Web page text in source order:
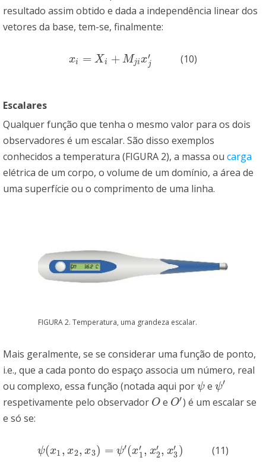
resultado assim obtido e dada a independência linear dos
vetores da base, tem-se, finalmente:
xi = Xi + Mjix′
j
xi= Xi+Mji xj′ (10)
Escalares
Qualquer função que tenha o mesmo valor para os dois
observadores é um escalar. São disso exemplos
conhecidos a temperatura (FIGURA 2), a massa ou carga
elétrica de um corpo, o volume de um domínio, a área de
uma superfície ou o comprimento de uma linha.
FIGURA 2. Temperatura, uma grandeza escalar.
Mais geralmente, se se considerar uma função de ponto,
i.e., que a cada ponto do espaço associa um número, real
ou complexo, essa função (notada aqui por ψ
ψe ψ′
ψ′
respetivamente pelo observador O
O e O′
O′ ) é um escalar se
e só se:
ψ(x1 , x2, x3) = ψ′(x′
1, x′
2, x′
3)
ψ(x1, x 2,x3 )=ψ′ x1 ,x2′,x3′) (11)